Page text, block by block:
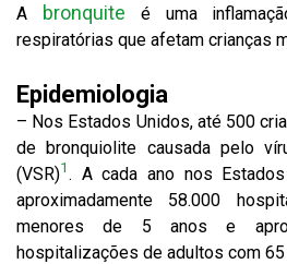
A
bronquite é uma
respiratórias que afetam crianças
Epidemiologia
– Nos Estados Unidos, até 500
de bronquiolite causada pelo
(VSR)1. A cada ano nos
aproximadamente 58.000
menores de 5 anos e
hospitalizações de adultos com